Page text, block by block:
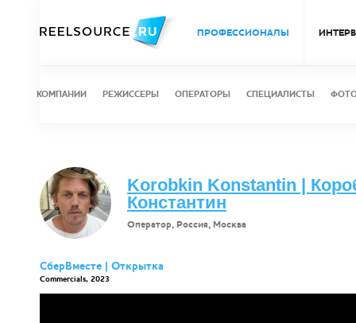
ПРОФЕССИОНАЛЫ
КОМПАНИИ РЕЖИССЕРЫ ОПЕРАТОРЫ СПЕЦИАЛИСТЫ
Korobkin Konstantin |
Константин
Оператор, Россия, Москва
СберВместе | Открытка
Commercials, 2023